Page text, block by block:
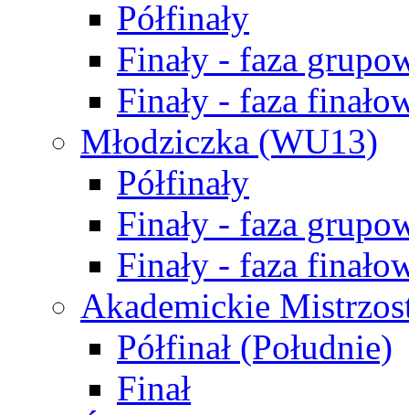
Półfinały
Finały - faza
Finały - faza
Młodziczka (WU13)
Półfinały
Finały - faza
Finały - faza
Akademickie
Półfinał (Południe)
Finał